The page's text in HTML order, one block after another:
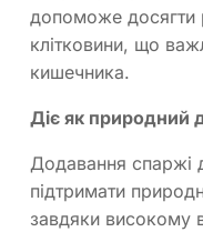
допоможе досягти
клітковини, що
кишечника.
Діє як природний
Додавання спаржі
підтримати
завдяки високому